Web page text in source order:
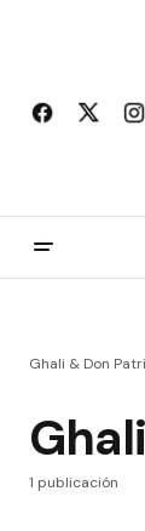
Ghali & Don
1 publicación